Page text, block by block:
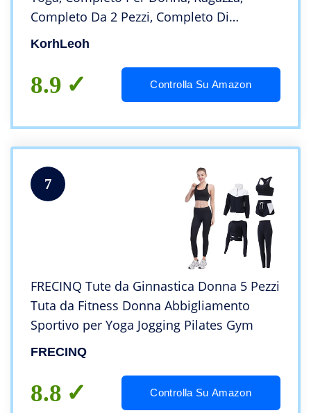
Completo Da 2 Pezzi, Completo Di
Reggiseno Sportivo E Pantaloni Leggings,
KorhLeoh
8.9 Controlla Su Amazon
7
FRECINQ Tute da Ginnastica Donna 5 Pezzi
Tuta da Fitness Donna Abbigliamento
Sportivo per Yoga Jogging Pilates Gym
FRECINQ
8.8 Controlla Su Amazon